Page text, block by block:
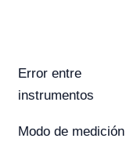
Error entre
instrumentos
Modo de medición